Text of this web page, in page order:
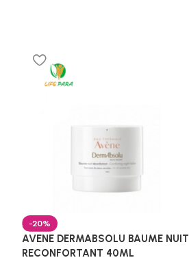
-20%
AVENE DERMABSOLU BAUME NUIT
RECONFORTANT 40ML